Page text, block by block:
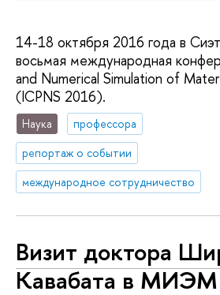
14-18 октября 2016 года в
восьмая международная
and Numerical Simulation of
(ICPNS 2016).
Наука
профессора
репортаж о событии
международное сотрудничество
Визит доктора
Кавабата в